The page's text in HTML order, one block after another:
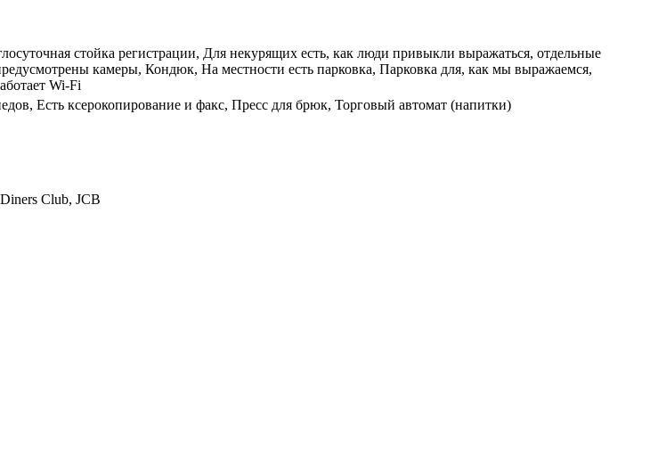
стойка регистрации, Для некурящих есть, как люди привыкли выражаться, отдельные
камеры, Кондюк, На местности есть парковка, Парковка для, как мы выражаемся,
Wi-Fi
Есть ксерокопирование и факс, Пресс для брюк, Торговый автомат (напитки)
Club, JCB